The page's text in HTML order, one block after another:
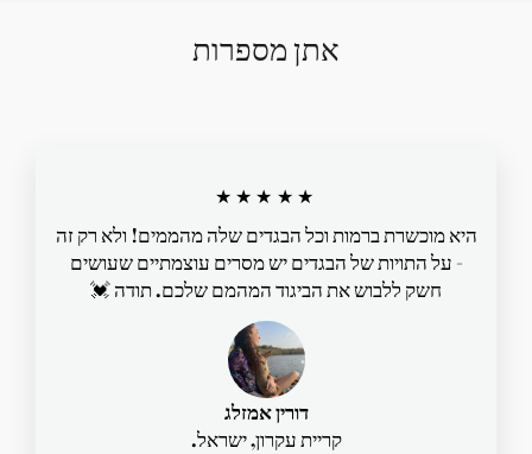
אתן מספרות
★★★★★
היא מוכשרת ברמות וכל הבגדים שלה מהממים! ולא רק זה
- על התויות של הבגדים יש מסרים עוצמתיים שעושים
חשק ללבוש את הביגוד המהמם שלכם. תודה 💓
דורין אמזלג
קריית עקרון, ישראל.